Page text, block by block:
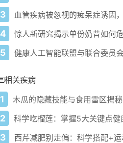
3
4
5
相关疾病
1 木瓜的隐藏技能与食用雷区揭秘
2
3